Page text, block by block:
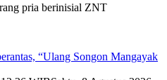
pria berinisial ZNT
“Ulang Songon Mangayak